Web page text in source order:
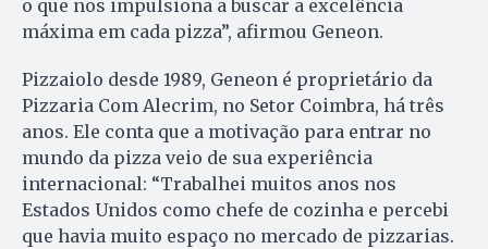
o que nos impulsiona a buscar a excelência
máxima em cada pizza”, afirmou Geneon.
Pizzaiolo desde 1989, Geneon é proprietário da
Pizzaria Com Alecrim, no Setor Coimbra, há três
anos. Ele conta que a motivação para entrar no
mundo da pizza veio de sua experiência
internacional: “Trabalhei muitos anos nos
Estados Unidos como chefe de cozinha e percebi
que havia muito espaço no mercado de pizzarias.